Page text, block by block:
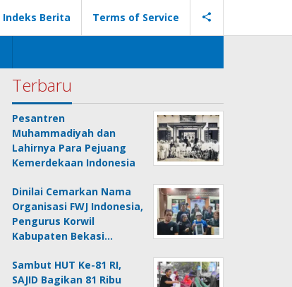
Indeks Berita Terms of Service
Terbaru
Pesantren
Muhammadiyah dan
Lahirnya Para Pejuang
Kemerdekaan Indonesia
Dinilai Cemarkan Nama
Organisasi FWJ Indonesia,
Pengurus Korwil
Kabupaten Bekasi…
Sambut HUT Ke-81 RI,
SAJID Bagikan 81 Ribu